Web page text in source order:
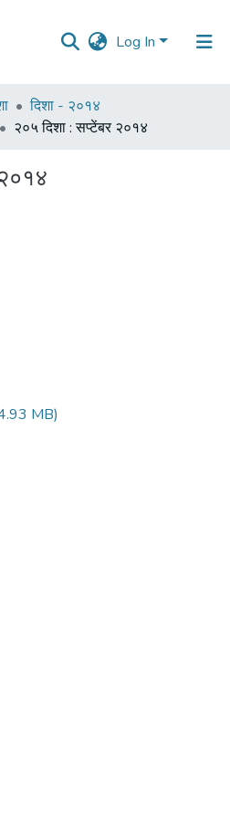
Log In
दिशा - २०१४
२०५ दिशा : सप्टेंबर २०१४
MB)